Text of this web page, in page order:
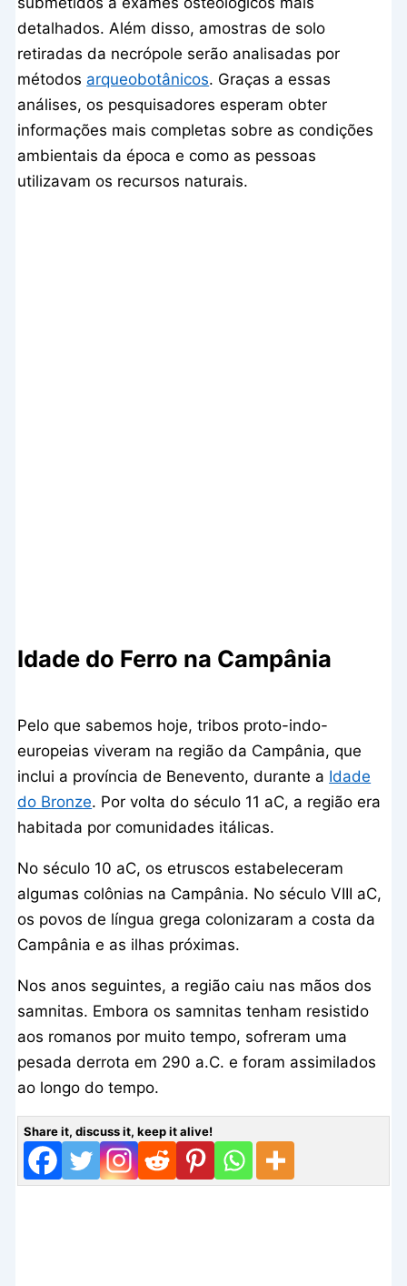
detalhados. Além disso, amostras de solo
retiradas da necrópole serão analisadas por
métodos arqueobotânicos. Graças a essas
análises, os pesquisadores esperam obter
informações mais completas sobre as condições
ambientais da época e como as pessoas
utilizavam os recursos naturais.
Idade do Ferro na Campânia
Pelo que sabemos hoje, tribos proto-indo-
europeias viveram na região da Campânia, que
inclui a província de Benevento, durante a Idade
do Bronze. Por volta do século 11 aC, a região era
habitada por comunidades itálicas.
No século 10 aC, os etruscos estabeleceram
algumas colônias na Campânia. No século VIII aC,
os povos de língua grega colonizaram a costa da
Campânia e as ilhas próximas.
Nos anos seguintes, a região caiu nas mãos dos
samnitas. Embora os samnitas tenham resistido
aos romanos por muito tempo, sofreram uma
pesada derrota em 290 a.C. e foram assimilados
ao longo do tempo.
Share it, discuss it, keep it alive!